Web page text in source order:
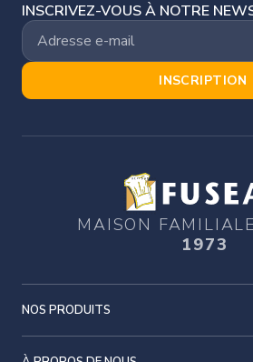
INSCRIVEZ-VOUS À NOTRE
INSCRIPTION
MAISON
1973
NOS PRODUITS